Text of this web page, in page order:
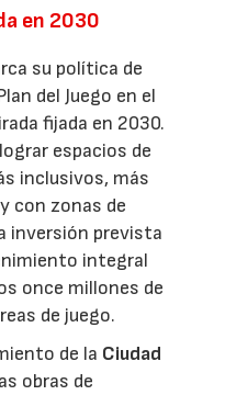
en 2030
su política de
del Juego en el
fijada en 2030.
espacios de
inclusivos, más
con zonas de
inversión prevista
integral
once millones de
de juego.
de la Ciudad
obras de